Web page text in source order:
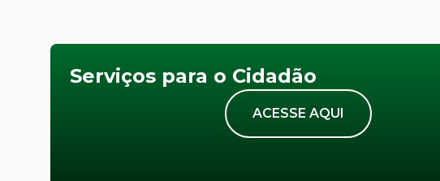
Serviços para o Cidadão
ACESSE AQUI